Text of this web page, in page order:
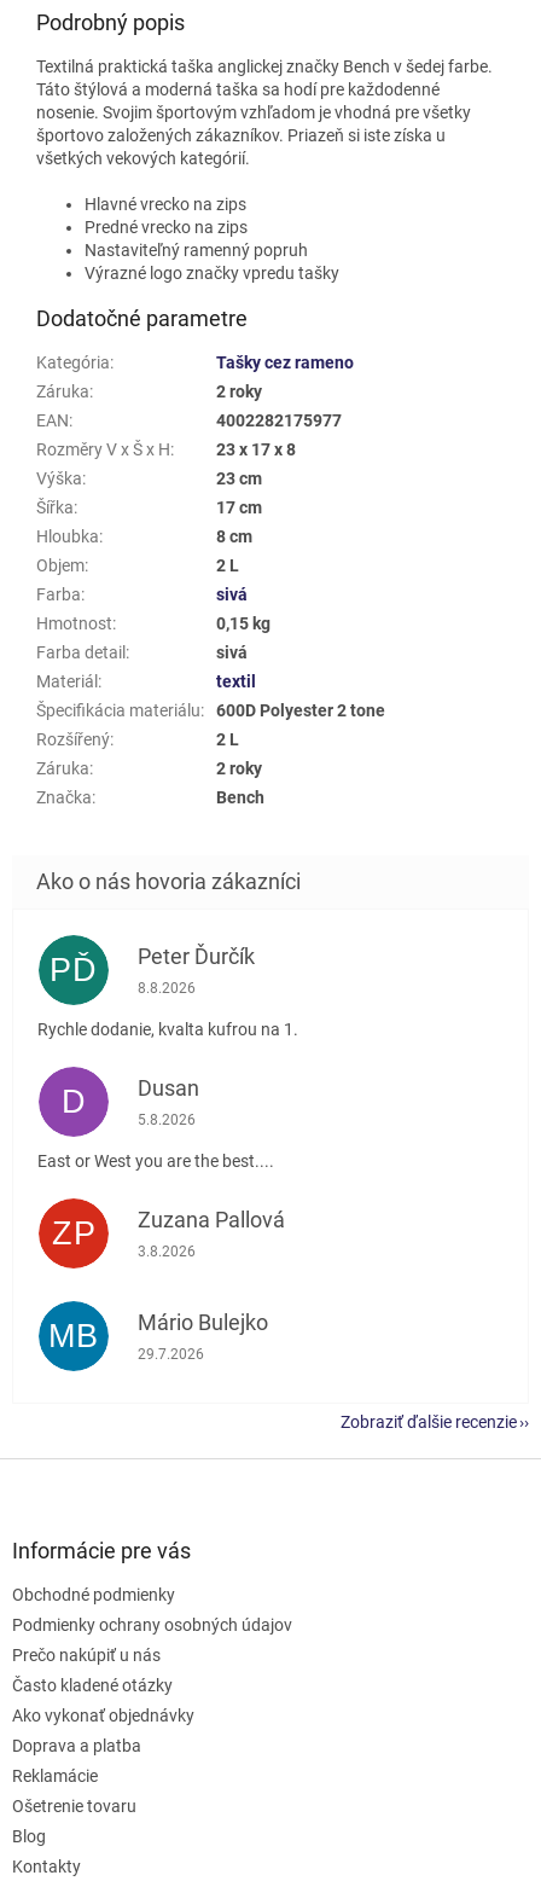
Podrobný popis
Textilná praktická taška anglickej značky Bench v šedej farbe.
Táto štýlová a moderná taška sa hodí pre každodenné
nosenie. Svojim športovým vzhľadom je vhodná pre všetky
športovo založených zákazníkov. Priazeň si iste získa u
všetkých vekových kategórií.
Hlavné vrecko na zips
Predné vrecko na zips
Nastaviteľný ramenný popruh
Výrazné logo značky vpredu tašky
Dodatočné parametre
Kategória:
Tašky cez rameno
Záruka:
2 roky
EAN:
4002282175977
Rozměry V x Š x H:
23 x 17 x 8
Výška:
23 cm
Šířka:
17 cm
Hloubka:
8 cm
Objem:
2 L
Farba:
sivá
Hmotnost:
0,15 kg
Farba detail :
sivá
Materiál :
textil
Špecifikácia materiálu:
600D Polyester 2 tone
Rozšířený:
2 L
Záruka:
2 roky
Značka: Bench
PĎ Peter Ďurčík
Hodnotenie obchodu je 5 z 5 hviezdičiek.
8.8.2026
Rychle dodanie, kvalta kufrou na 1.
D Dusan
Hodnotenie obchodu je 5 z 5 hviezdičiek.
5.8.2026
East or West you are the best....
ZP Zuzana Pallová
Hodnotenie obchodu je 5 z 5 hviezdičiek.
3.8.2026
MB Mário Bulejko
Hodnotenie obchodu je 5 z 5 hviezdičiek.
29.7.2026
Zobraziť ďalšie recenzie
Informácie pre vás
Obchodné podmienky
Podmienky ochrany osobných údajov
Prečo nakúpiť u nás
Často kladené otázky
Ako vykonať objednávky
Doprava a platba
Reklamácie
Ošetrenie tovaru
Blog
Kontakty